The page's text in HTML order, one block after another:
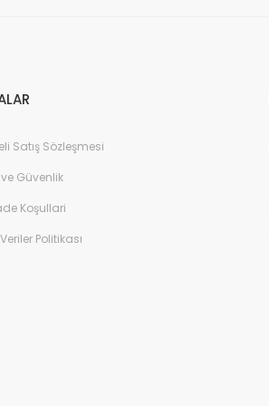
Satış Sözleşmesi
Güvenlik
Koşullari
Politikası